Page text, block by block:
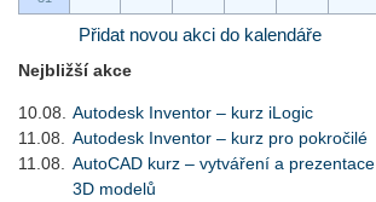
Přidat novou akci do kalendáře
Nejbližší akce
10.08.
Autodesk Inventor – kurz iLogic
11.08.
Autodesk Inventor – kurz pro pokročilé
11.08.
AutoCAD kurz – vytváření a prezentace
3D modelů